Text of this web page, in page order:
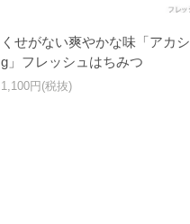
くせがない爽やかな味「アカ
g」フレッシュはちみつ
1,100円(税抜)